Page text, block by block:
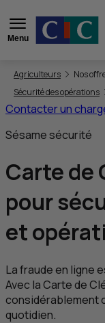
Menu
Vous êtes ici:
Agriculteurs Nos
Sécurité des opérations
Contacter un
Sésame sécurité
Carte de
pour
et
La fraude en ligne
Avec la Carte de
considérablement
quotidien.